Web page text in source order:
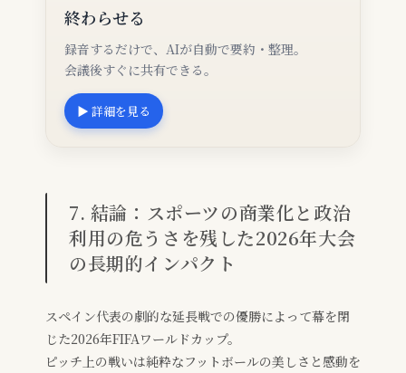
終わらせる
録音するだけで、AIが自動で要約・整理。
会議後すぐに共有できる。
▶ 詳細を見る
7. 結論：スポーツの商業化と政治
利用の危うさを残した2026年大会
の長期的インパクト
スペイン代表の劇的な延長戦での優勝によって幕を閉
じた2026年FIFAワールドカップ。
ピッチ上の戦いは純粋なフットボールの美しさと感動を